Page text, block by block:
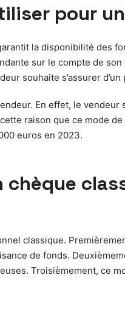
pour
la disponibilité des
sur le compte de
souhaite s’assurer
En effet, le vendeur
raison que ce mode
euros en 2023.
classique.
de fonds.
Troisièmement, ce